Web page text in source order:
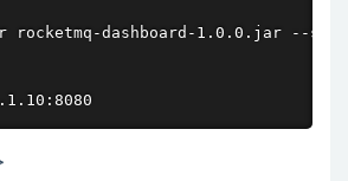
rocketmq-dashboard-1.0.0.jar --